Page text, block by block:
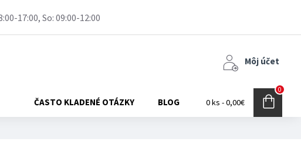
17:00, So: 09:00-12:00
Môj účet
ČASTO KLADENÉ OTÁZKY BLOG 0 ks - 0,00€
0